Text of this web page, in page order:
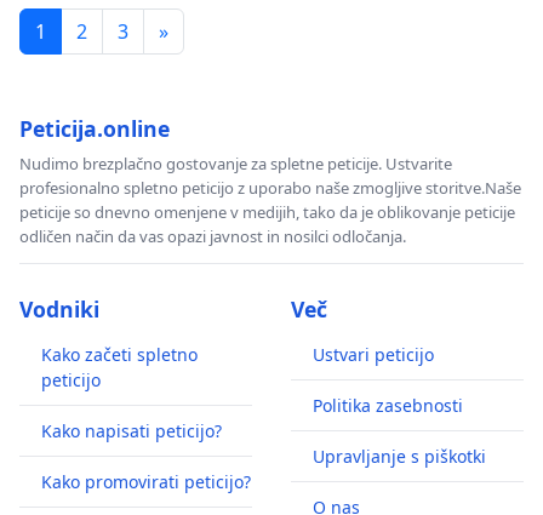
1 2 3 »
Peticija.online
Nudimo brezplačno gostovanje za spletne peticije. Ustvarite
profesionalno spletno peticijo z uporabo naše zmogljive storitve.Naše
peticije so dnevno omenjene v medijih, tako da je oblikovanje peticije
odličen način da vas opazi javnost in nosilci odločanja.
Vodniki
Kako začeti spletno
peticijo
Kako napisati peticijo?
Kako promovirati peticijo?
Več
Ustvari peticijo
Politika zasebnosti
Upravljanje s piškotki
O nas